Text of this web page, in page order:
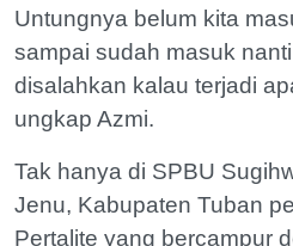
Untungnya belum kita
sampai sudah masuk
disalahkan kalau terjadi
ungkap Azmi.
Tak hanya di SPBU
Jenu, Kabupaten Tuban
Pertalite yang bercampur